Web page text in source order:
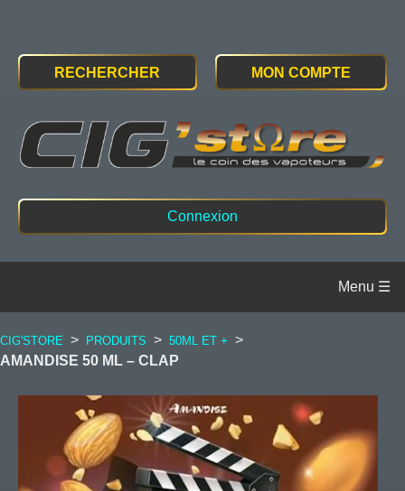
RECHERCHER MON COMPTE
Connexion
CIG'STORE > PRODUITS > 50ML ET + >
AMANDISE 50 ML – CLAP